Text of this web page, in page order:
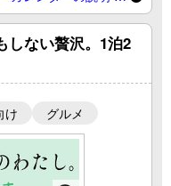
しない贅沢。1泊2
け グルメ